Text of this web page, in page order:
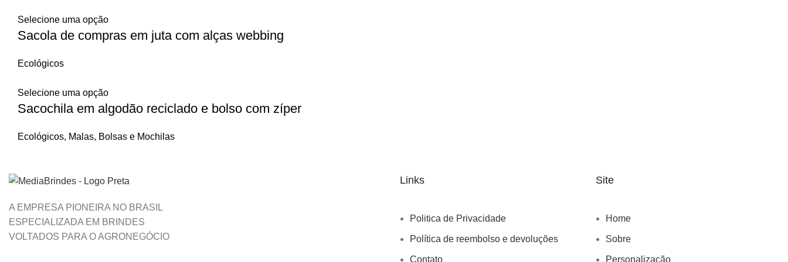
Selecione uma opção
Sacola de compras em juta com alças webbing
Ecológicos
Selecione uma opção
Sacochila em algodão reciclado e bolso com zíper
Ecológicos, Malas, Bolsas e Mochilas
A EMPRESA PIONEIRA NO BRASIL
ESPECIALIZADA EM BRINDES
VOLTADOS PARA O AGRONEGÓCIO
Links
Politica de Privacidade
Política de reembolso e devoluções
Contato
Site
Home
Sobre
Personalização